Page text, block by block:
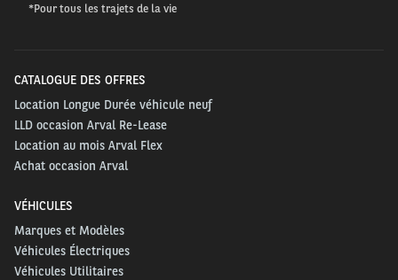
*Pour tous les trajets de la vie
CATALOGUE DES OFFRES
Location Longue Durée véhicule neuf
LLD occasion Arval Re-Lease
Location au mois Arval Flex
Achat occasion Arval
VÉHICULES
Marques et Modèles
Véhicules Électriques
Véhicules Utilitaires